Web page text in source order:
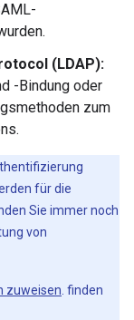
(LDAP):
-Bindung oder
zum
für die
Sie immer noch
von
zuweisen . finden